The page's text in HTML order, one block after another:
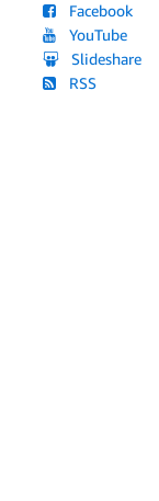
Facebook
YouTube
Slideshare
RSS